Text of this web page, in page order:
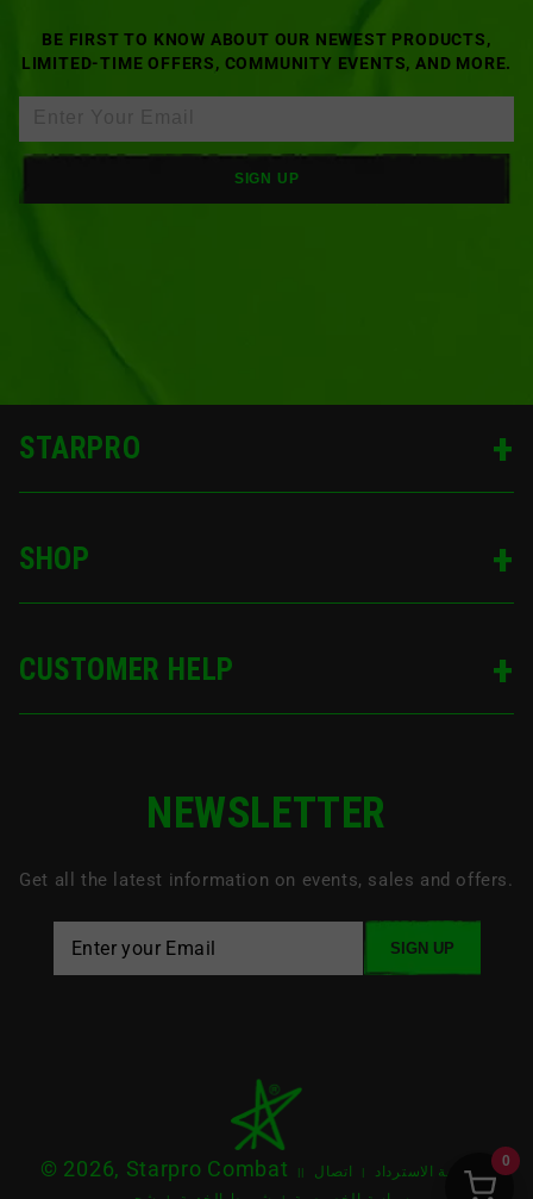
BE FIRST TO KNOW ABOUT OUR NEWEST PRODUCTS,
LIMITED-TIME OFFERS, COMMUNITY EVENTS, AND MORE.
SIGN UP
STARPRO
SHOP
CUSTOMER HELP
NEWSLETTER
Get all the latest information on events, sales and offers.
SIGN UP
© 2026, Starpro Combat | سياسة الاسترداد | اتصال |
0